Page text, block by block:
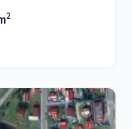
2